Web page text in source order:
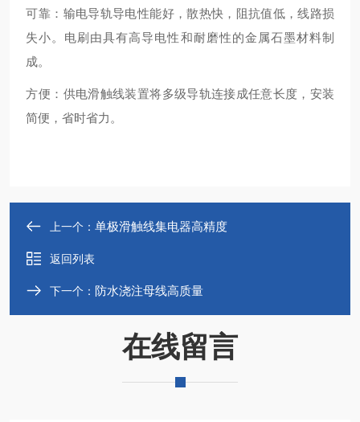
‌可靠‌：输电导轨导电性能好，散热快，阻抗值低，线路损
失小。电刷由具有高导电性和耐磨性的金属石墨材料制
成。
‌方便‌：供电滑触线装置将多级导轨连接成任意长度，安装
简便，省时省力‌。
上一个： 单极滑触线集电器高精度
返回列表
下一个： 防水浇注母线高质量
在线留言